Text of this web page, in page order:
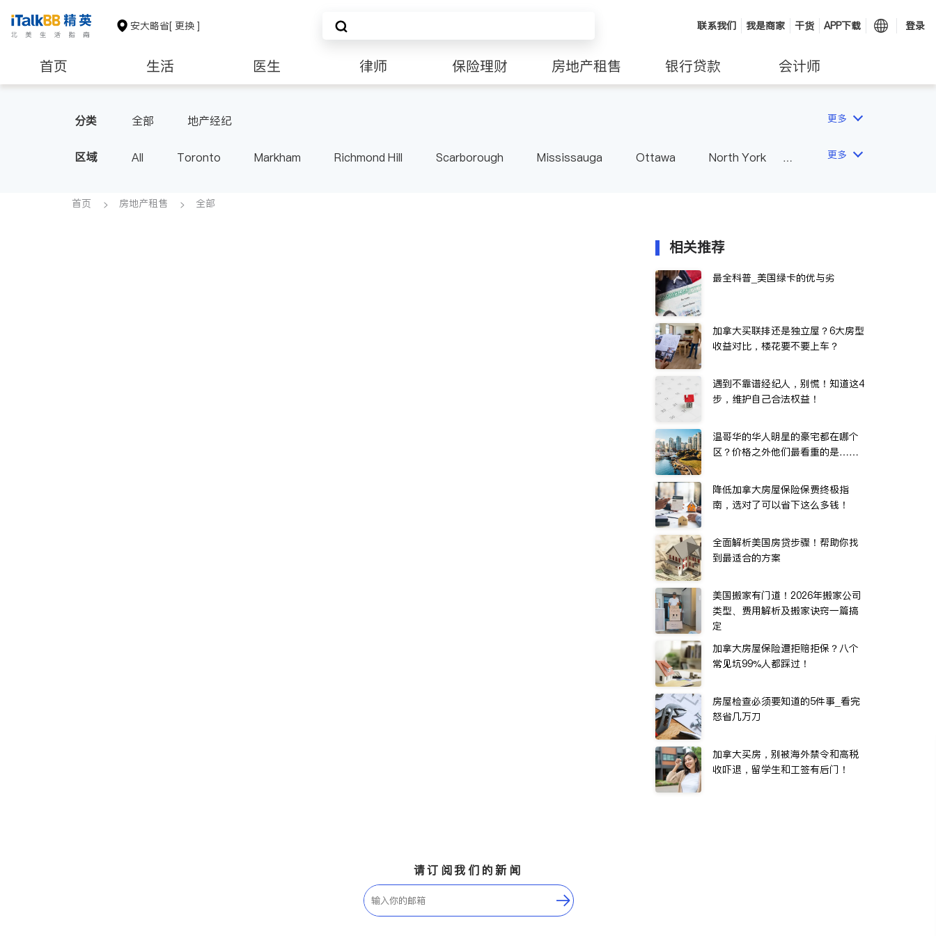
安大略省[ 更换 ] 联系我们 我是商家 干货 APP下载 登录
首页 生活 医生 律师 保险理财 房地产租售 银行贷款 会计师
分类 全部 地产经纪 更多
区域 All Toronto Markham Richmond Hill Scarborough Mississauga Ottawa
North York
Aurora
Stouffville
更多
首页 房地产租售 全部
相关推荐
最全科普_美国绿卡的优与劣
加拿大买联排还是独立屋？6大房型
收益对比，楼花要不要上车？
遇到不靠谱经纪人，别慌！知道这4
步，维护自己合法权益！
温哥华的华人明星的豪宅都在哪个
区？价格之外他们最看重的是……
降低加拿大房屋保险保费终极指
南，选对了可以省下这么多钱！
全面解析美国房贷步骤！帮助你找
到最适合的方案
美国搬家有门道！2026年搬家公司
类型、费用解析及搬家诀窍一篇搞
定
加拿大房屋保险遭拒赔拒保？八个
常见坑99%人都踩过！
房屋检查必须要知道的5件事_看完
怒省几万刀
加拿大买房，别被海外禁令和高税
收吓退，留学生和工签有后门！
请订阅我们的新闻